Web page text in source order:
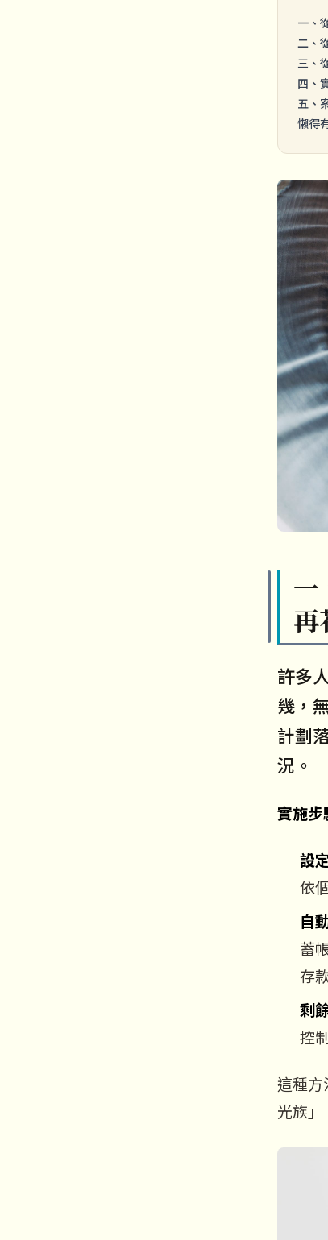
一、
二、
三、
四、
五、
懶得
一
再
許多
幾，
計劃
況。
實施步
設
依
自
蓄
存
剩
控
這種方
光族」